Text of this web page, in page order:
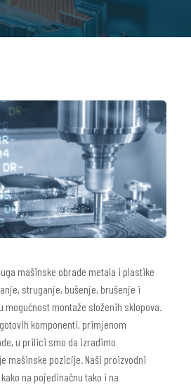
mašinske obrade metala i plastike
struganje, bušenje, brušenje i
mogućnost montaže složenih sklopova.
komponenti, primjenom
u prilici smo da izradimo
mašinske pozicije. Naši proizvodni
na pojedinačnu tako i na